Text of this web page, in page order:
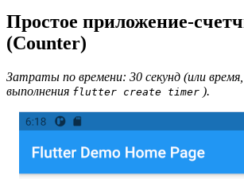
Простое приложение-
(Counter)
Затраты по времени: 30 секунд (или
выполнения flutter create timer ).